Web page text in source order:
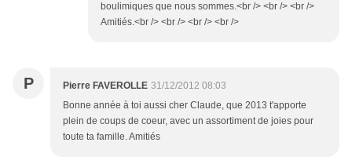
boulimiques que nous sommes.<br /> <br /> <br />
Amitiés.<br /> <br /> <br /> <br />
P Pierre FAVEROLLE 31/12/2012 08:03
Bonne année à toi aussi cher Claude, que 2013 t'apporte
plein de coups de coeur, avec un assortiment de joies pour
toute ta famille. Amitiés